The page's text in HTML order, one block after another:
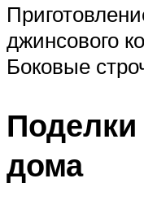
джинсового
Боковые
Поделки
дома